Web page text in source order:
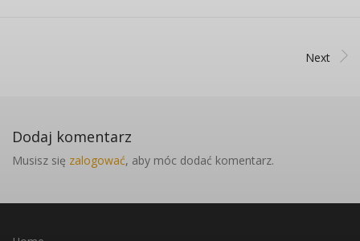
Next
Dodaj komentarz
Musisz się zalogować, aby móc dodać komentarz.